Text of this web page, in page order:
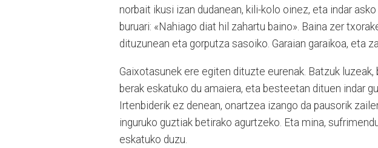
norbait ikusi izan dudanean, kili-kolo oinez, eta indar
buruari: «Nahiago diat hil zahartu baino». Baina zer
dituzunean eta gorputza sasoiko. Garaian garaikoa, eta
Gaixotasunek ere egiten dituzte eurenak. Batzuk
berak eskatuko du amaiera, eta besteetan dituen indar
Irtenbiderik ez denean, onartzea izango da pausorik
inguruko guztiak betirako agurtzeko. Eta mina,
eskatuko duzu.